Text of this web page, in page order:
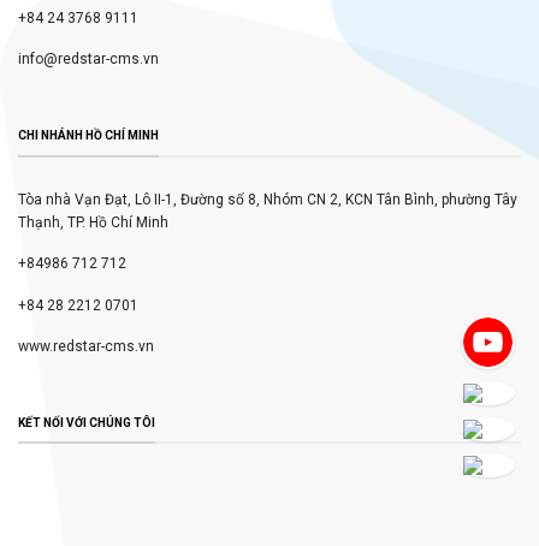
+84 24 3768 9111
info@redstar-cms.vn
CHI NHÁNH HỒ CHÍ MINH
Tòa nhà Vạn Đạt, Lô II-1, Đường số 8, Nhóm CN 2, KCN Tân Bình, phường Tây
Thạnh, TP. Hồ Chí Minh
+84986 712 712
+84 28 2212 0701
www.redstar-cms.vn
KẾT NỐI VỚI CHÚNG TÔI